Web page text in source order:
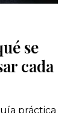
se
cada
práctica